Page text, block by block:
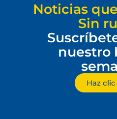
Noticias
Sin
nuestro
Haz